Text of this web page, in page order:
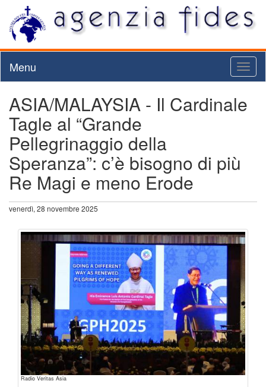
Menu
ASIA/MALAYSIA - Il Cardinale
Tagle al “Grande
Pellegrinaggio della
Speranza”: c’è bisogno di più
Re Magi e meno Erode
venerdì, 28 novembre 2025
Radio Veritas Asia